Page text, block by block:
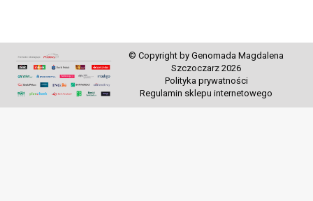
© Copyright by Genomada Magdalena
Szczoczarz 2026
Polityka prywatności
Regulamin sklepu internetowego